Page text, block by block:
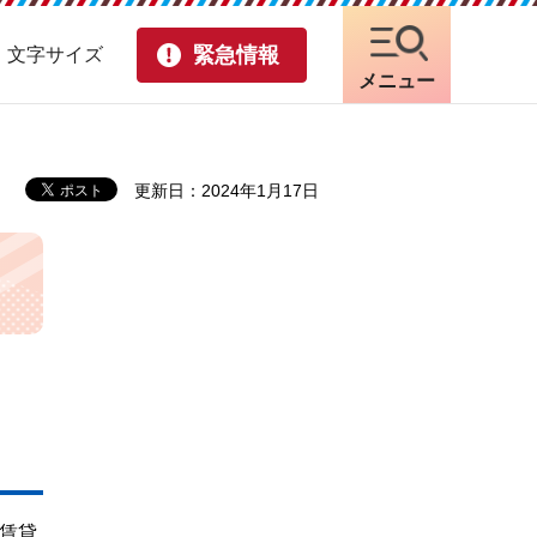
文字サイズ 緊急情報
メニュー
更新日：2024年1月17日
貸